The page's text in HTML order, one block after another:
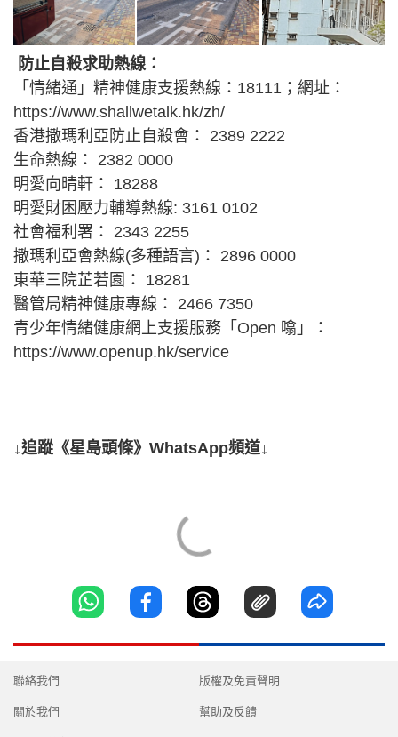
防止自殺求助熱線：
「情緒通」精神健康支援熱線：18111；網址：
https://www.shallwetalk.hk/zh/
香港撒瑪利亞防止自殺會： 2389 2222
生命熱線： 2382 0000
明愛向晴軒： 18288
明愛財困壓力輔導熱線: 3161 0102
社會福利署： 2343 2255
撒瑪利亞會熱線(多種語言)： 2896 0000
東華三院芷若園： 18281
醫管局精神健康專線： 2466 7350
青少年情緒健康網上支援服務「Open 噏」：
https://www.openup.hk/service
↓追蹤《星島頭條》WhatsApp頻道↓
聯絡我們
關於我們
版權及免責聲明
幫助及反饋